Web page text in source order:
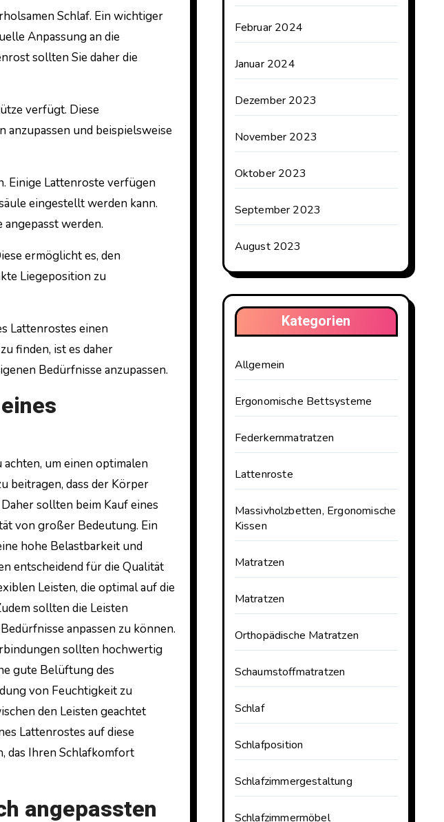
Schlaf. Ein wichtiger
Anpassung an die
sollten Sie daher die
verfügt. Diese
anzupassen und beispielsweise
Einige Lattenroste verfügen
eingestellt werden kann.
werden.
ermöglicht es, den
Liegeposition zu
Lattenrostes einen
finden, ist es daher
Bedürfnisse anzupassen.
um einen optimalen
beitragen, dass der Körper
sollten beim Kauf eines
von großer Bedeutung. Ein
hohe Belastbarkeit und
entscheidend für die Qualität
Leisten, die optimal auf die
sollten die Leisten
anpassen zu können.
sollten hochwertig
gute Belüftung des
von Feuchtigkeit zu
den Leisten geachtet
Lattenrostes auf diese
das Ihren Schlafkomfort
angepassten
Februar 2024
Januar 2024
Dezember 2023
November 2023
Oktober 2023
September 2023
August 2023
Kategorien
Allgemein
Ergonomische Bettsysteme
Federkernmatratzen
Lattenroste
Massivholzbetten, Ergonomische
Kissen
Matratzen
Matratzen
Orthopädische Matratzen
Schaumstoffmatratzen
Schlaf
Schlafposition
Schlafzimmergestaltung
Schlafzimmermöbel